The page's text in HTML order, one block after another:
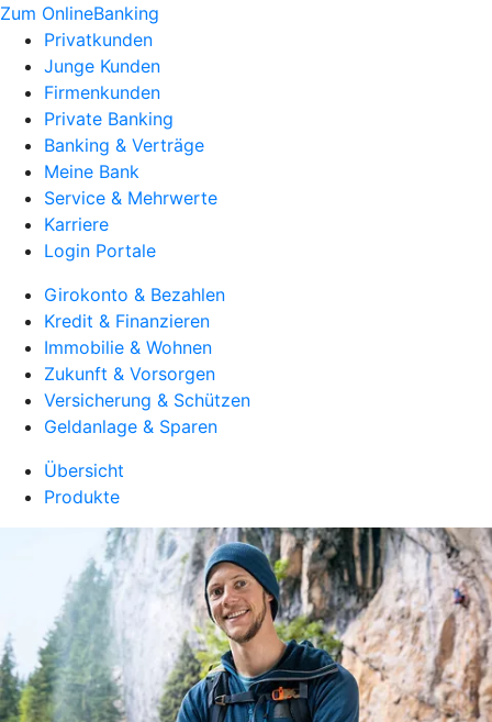
Zum OnlineBanking
Privatkunden
Junge Kunden
Firmenkunden
Private Banking
Banking & Verträge
Meine Bank
Service & Mehrwerte
Karriere
Login Portale
Girokonto & Bezahlen
Kredit & Finanzieren
Immobilie & Wohnen
Zukunft & Vorsorgen
Versicherung & Schützen
Geldanlage & Sparen
Übersicht
Produkte